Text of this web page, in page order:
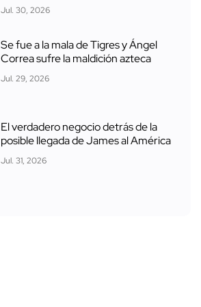
Jul. 30, 2026
Se fue a la mala de Tigres y Ángel
Correa sufre la maldición azteca
Jul. 29, 2026
El verdadero negocio detrás de la
posible llegada de James al América
Jul. 31, 2026